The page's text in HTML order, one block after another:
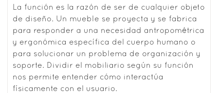
La función es la razón de ser de cualquier objeto
de diseño. Un mueble se proyecta y se fabrica
para responder a una necesidad antropométrica
y ergonómica específica del cuerpo humano o
para solucionar un problema de organización y
soporte. Dividir el mobiliario según su función
nos permite entender cómo interactúa
físicamente con el usuario.